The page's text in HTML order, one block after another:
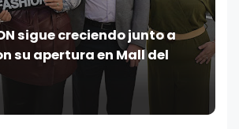
sigue creciendo junto a
su apertura en Mall del